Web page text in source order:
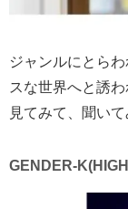
ジャンルにとら
スな世界へと誘わ
見てみて、聞い
GENDER-